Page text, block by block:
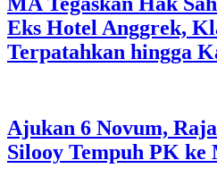
Eks Hotel Anggrek,
Terpatahkan hingga
Ajukan 6 Novum,
Silooy Tempuh PK ke